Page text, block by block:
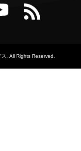
ス. All Rights Reserved.